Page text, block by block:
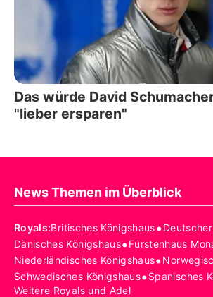
Das würde David
"lieber ersparen"
News Themen im Überblick
Royals:Britisches Königshaus•
Dänisches Königshaus•Fürstenhaus
Niederländisches Königshaus•
Schwedisches Königshaus•Spanisches
Weitere Royals und Adel